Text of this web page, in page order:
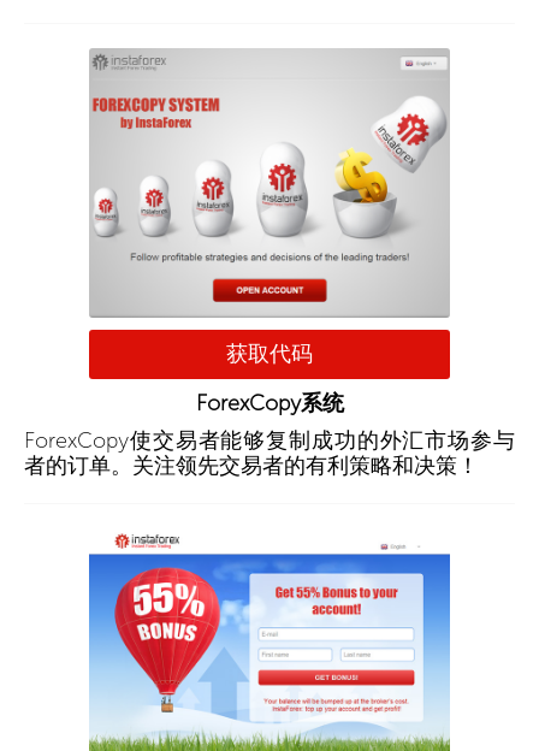
获取代码
ForexCopy系统
ForexCopy使交易者能够复制成功的外汇市场参与
者的订单。关注领先交易者的有利策略和决策！